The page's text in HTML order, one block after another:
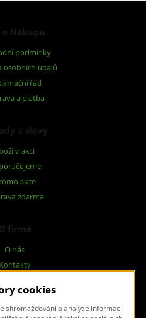
o Nákupu
podmínky
osobních údajů
řád
a platba
a slevy
v akci
akce
zdarma
firmě
O nás
Kontakty
nám
cookies
shromažďování a analýze informací